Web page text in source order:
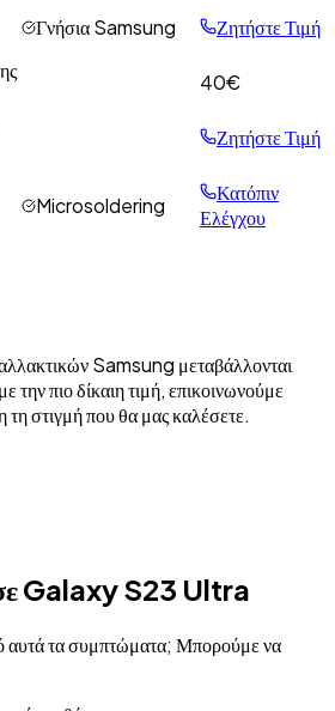
Γνήσια Samsung
Ζητήστε Τιμή
40€
Ζητήστε Τιμή
Microsoldering
Κατόπιν
Ελέγχου
Samsung μεταβάλλονται
πιο δίκαιη τιμή, επικοινωνούμε
τη στιγμή που θα μας καλέσετε.
Galaxy S23 Ultra
αυτά τα συμπτώματα; Μπορούμε να